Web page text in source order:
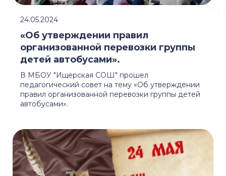
В МБОУ "Ищерская СОШ" прошел
педагогический совет на тему «Об утверждении
правил организованной перевозки группы детей
автобусами».
«Об утверждении правил
организованной перевозки группы
детей автобусами».
24.05.2024